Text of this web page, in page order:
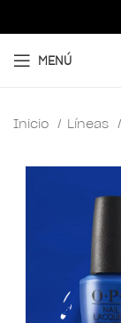
MENÚ
Inicio Líneas